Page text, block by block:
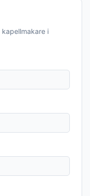
kapellmakare i